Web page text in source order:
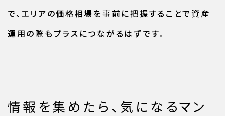
で、エリアの価格相場を事前に把握することで資産
運用の際もプラスにつながるはずです。
情報を集めたら、気になるマン